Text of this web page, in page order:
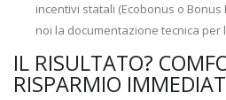
incentivi statali (Ecobonus o
noi la documentazione tecnica per
IL RISULTATO?
RISPARMIO